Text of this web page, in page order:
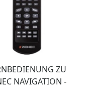
ZU
NAVIGATION -